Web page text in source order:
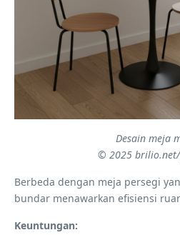
Desain meja
© 2025
Berbeda dengan meja persegi
bundar menawarkan efisiensi
Keuntungan: